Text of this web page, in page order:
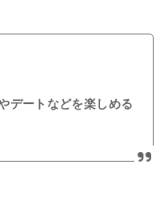
デートなどを楽しめる